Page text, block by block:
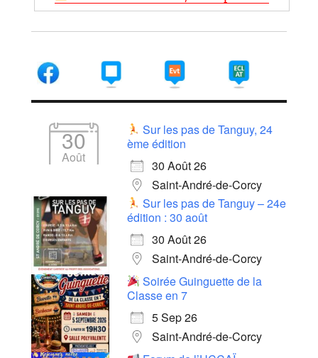
30
Août
Sur les pas de Tanguy, 24
ème édition
30 Août 26
Saint-André-de-Corcy
Sur les pas de Tanguy – 24e
édition : 30 août
30 Août 26
Saint-André-de-Corcy
Soirée Guinguette de la
Classe en 7
5 Sep 26
Saint-André-de-Corcy